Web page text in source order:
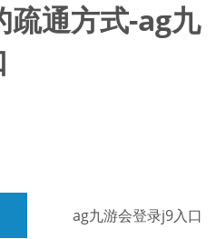
疏通方式-ag九
ag九游会登录j9入口